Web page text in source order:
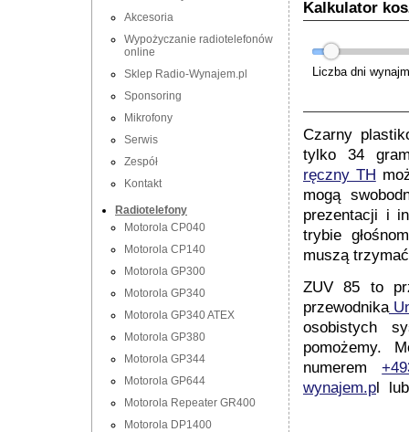
Akcesoria
Wypożyczanie radiotelefonów
online
Sklep Radio-Wynajem.pl
Sponsoring
Mikrofony
Serwis
Zespół
Kontakt
Radiotelefony
Motorola CP040
Motorola CP140
Motorola GP300
Motorola GP340
Motorola GP340 ATEX
Motorola GP380
Motorola GP344
Motorola GP644
Motorola Repeater GR400
Motorola DP1400
Kalkulator
Liczba dni
Czarny
tylko 34
ręczny TH
mogą
prezentacji i
trybie
muszą
ZUV 85 to
przewodnika
osobistych
pomożemy.
numerem
wynajem.pl lub